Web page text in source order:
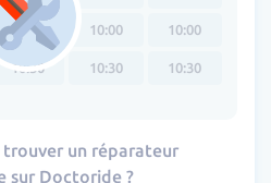
10:00
10:30
10:00
10:30
10:00
10:30
trouver un réparateur
sur Doctoride ?